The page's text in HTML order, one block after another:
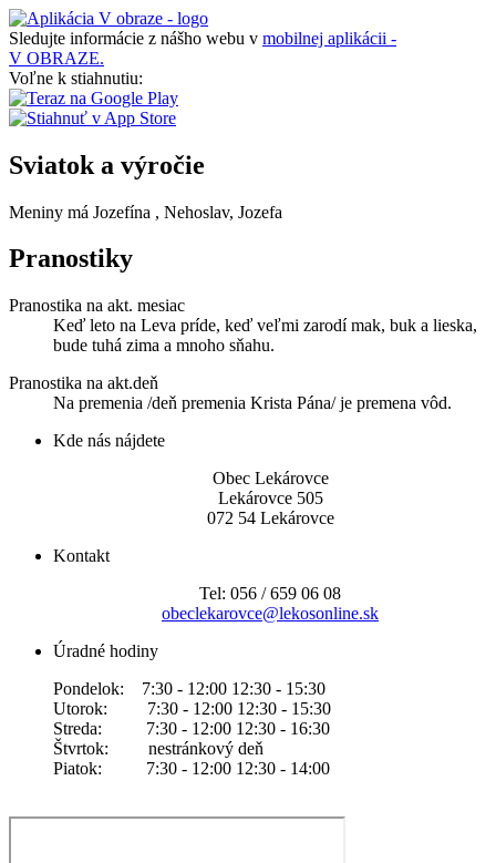
Sledujte informácie z nášho webu v mobilnej aplikácii -
V OBRAZE.
Voľne k stiahnutiu:
Sviatok a výročie
Meniny má Jozefína , Nehoslav, Jozefa
Pranostiky
Pranostika na akt. mesiac
Keď leto na Leva príde, keď veľmi zarodí mak, buk a lieska,
bude tuhá zima a mnoho sňahu.
Pranostika na akt.deň
Na premenia /deň premenia Krista Pána/ je premena vôd.
Kde nás nájdete
Obec Lekárovce
Lekárovce 505
072 54 Lekárovce
Kontakt
Tel: 056 / 659 06 08
obeclekarovce@lekosonline.sk
Úradné hodiny
Pondelok: 7:30 - 12:00 12:30 - 15:30
Utorok: 7:30 - 12:00 12:30 - 15:30
Streda: 7:30 - 12:00 12:30 - 16:30
Štvrtok: nestránkový deň
Piatok: 7:30 - 12:00 12:30 - 14:00